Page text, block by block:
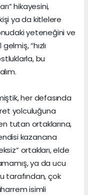
hikayesini,
ya da kitlelere
yeteneğini ve
“hızlı
bu
her defasında
yolculuğuna
tutan ortaklarına,
kazancına
ortakları, elde
ya da ucu
tarafından, çok
isimli